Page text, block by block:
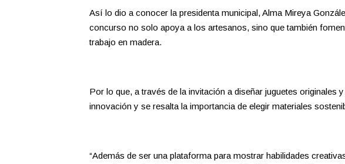
Así lo dio a conocer la presidenta municipal, Alma Mireya
concurso no solo apoya a los artesanos, sino que también
trabajo en madera.
Por lo que, a través de la invitación a diseñar juguetes originales
innovación y se resalta la importancia de elegir materiales
“Además de ser una plataforma para mostrar habilidades